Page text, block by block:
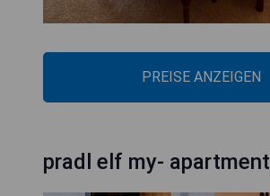
PREISE ANZEIGEN
pradl elf my- apartment